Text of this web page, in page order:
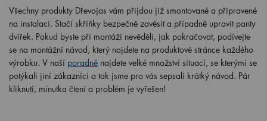
Všechny produkty Dřevojas vám přijdou již smontované a připravené
na instalaci. Stačí skříňky bezpečně zavěsit a případně upravit panty
dvířek. Pokud byste při montáži nevěděli, jak pokračovat, podívejte
se na montážní návod, který najdete na produktové stránce každého
výrobku. V naší poradně najdete velké množství situací, se kterými se
potýkali jiní zákazníci a tak jsme pro vás sepsali krátký návod. Pár
kliknutí, minutka čtení a problém je vyřešen!